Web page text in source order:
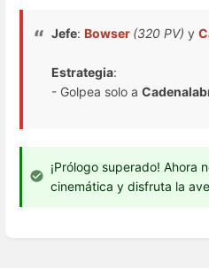
Jefe: Bowser (320 PV) y
Estrategia:
- Golpea solo a
¡Prólogo superado! Ahora
cinemática y disfruta la